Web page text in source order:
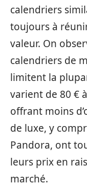
calendriers
toujours à
valeur. On
calendriers de
limitent la
varient de 80 €
offrant moins
de luxe, y
Pandora, ont
leurs prix en
marché.